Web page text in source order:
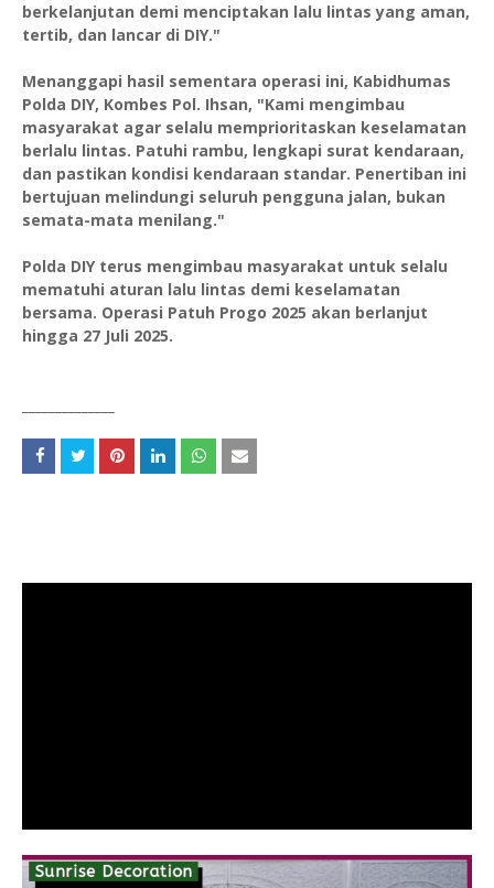
berkelanjutan demi menciptakan lalu lintas yang aman,
tertib, dan lancar di DIY."
Menanggapi hasil sementara operasi ini, Kabidhumas
Polda DIY, Kombes Pol. Ihsan, "Kami mengimbau
masyarakat agar selalu memprioritaskan keselamatan
berlalu lintas. Patuhi rambu, lengkapi surat kendaraan,
dan pastikan kondisi kendaraan standar. Penertiban ini
bertujuan melindungi seluruh pengguna jalan, bukan
semata-mata menilang."
Polda DIY terus mengimbau masyarakat untuk selalu
mematuhi aturan lalu lintas demi keselamatan
bersama. Operasi Patuh Progo 2025 akan berlanjut
hingga 27 Juli 2025.